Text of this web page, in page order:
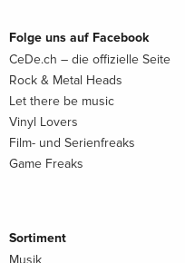
Folge uns auf Facebook
CeDe.ch – die offizielle Seite
Rock & Metal Heads
Let there be music
Vinyl Lovers
Film- und Serienfreaks
Game Freaks
Sortiment